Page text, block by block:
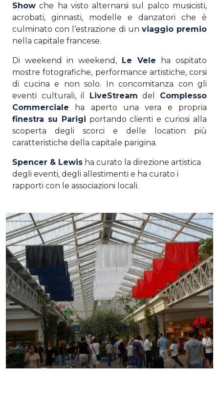
Show che ha visto alternarsi sul palco musicisti,
acrobati, ginnasti, modelle e danzatori che è
culminato con l’estrazione di un viaggio premio
nella capitale francese.
Di weekend in weekend, Le Vele
ha ospitato
mostre fotografiche, performance artistiche, corsi
di cucina e non solo. In concomitanza con gli
eventi culturali, il LiveStream del Complesso
Commerciale ha aperto una vera e propria
finestra su Parigi portando clienti e curiosi alla
scoperta degli scorci e delle location più
caratteristiche della capitale parigina.
Spencer & Lewis ha curato la direzione artistica
degli eventi, degli allestimenti e ha curato i
rapporti con le associazioni locali.